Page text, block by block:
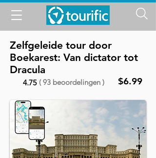
Zelfgeleide tour door
Boekarest: Van dictator tot
Dracula
4.75 ( 93 beoordelingen ) $6.99